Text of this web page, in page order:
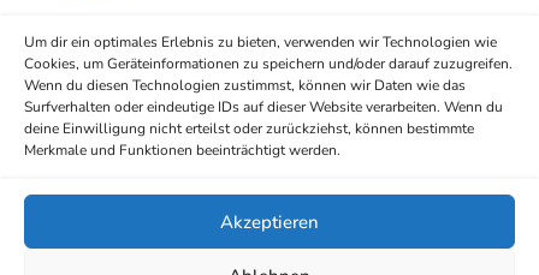
Um dir ein optimales Erlebnis zu bieten, verwenden wir Technologien wie
Cookies, um Geräteinformationen zu speichern und/oder darauf zuzugreifen.
Wenn du diesen Technologien zustimmst, können wir Daten wie das
Surfverhalten oder eindeutige IDs auf dieser Website verarbeiten. Wenn du
deine Einwilligung nicht erteilst oder zurückziehst, können bestimmte
Merkmale und Funktionen beeinträchtigt werden.
Akzeptieren
info@ff-herzberg.de
Impressum
Datenschutz
AGB